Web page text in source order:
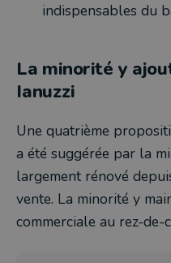
indispensables du
La minorité y
Ianuzzi
Une quatrième
a été suggérée par la
largement rénové
vente. La minorité y
commerciale au rez-de-